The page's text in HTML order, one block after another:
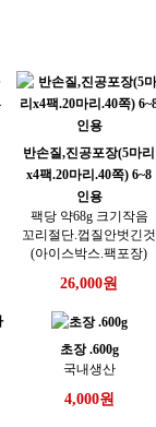
반손질,진공포장(5마리
x4팩.20마리.40쪽) 6~8
인용
팩당 약68g 크기작음
꼬리절단.껍질안벗긴것
(아이스박스.팩포장)
26,000원
초장 .600g
국내생산
4,000원